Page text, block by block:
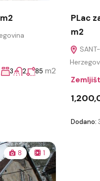
3 2 85 m2
PLac
m2
Dodano:
8 1